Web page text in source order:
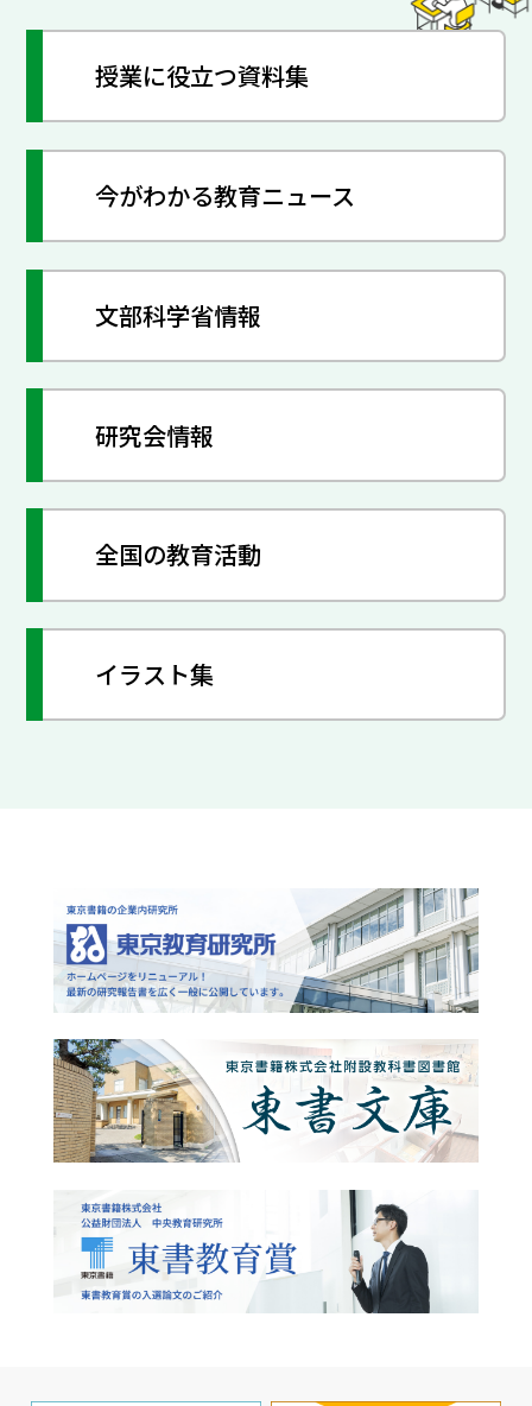
授業に役立つ資料集
今がわかる教育ニュース
文部科学省情報
研究会情報
全国の教育活動
イラスト集